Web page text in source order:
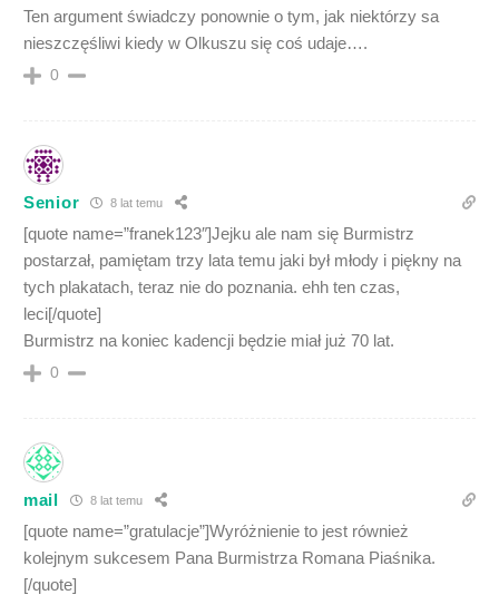
Ten argument świadczy ponownie o tym, jak niektórzy sa
nieszczęśliwi kiedy w Olkuszu się coś udaje….
0
Senior 8 lat temu
[quote name=”franek123″]Jejku ale nam się Burmistrz
postarzał, pamiętam trzy lata temu jaki był młody i piękny na
tych plakatach, teraz nie do poznania. ehh ten czas,
leci[/quote]
Burmistrz na koniec kadencji będzie miał już 70 lat.
0
mail 8 lat temu
[quote name=”gratulacje”]Wyróżnienie to jest również
kolejnym sukcesem Pana Burmistrza Romana Piaśnika.
[/quote]